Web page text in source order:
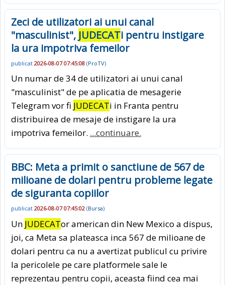
Zeci de utilizatori ai unui canal
"masculinist", JUDECATi pentru instigare
la ura impotriva femeilor
publicat 2026-08-07 07:45:08 (ProTV)
Un numar de 34 de utilizatori ai unui canal
"masculinist" de pe aplicatia de mesagerie
Telegram vor fi JUDECATi in Franta pentru
distribuirea de mesaje de instigare la ura
impotriva femeilor. ...continuare.
BBC: Meta a primit o sanctiune de 567 de
milioane de dolari pentru probleme legate
de siguranta copiilor
publicat 2026-08-07 07:45:02 (Bursa)
Un JUDECATor american din New Mexico a dispus,
joi, ca Meta sa plateasca inca 567 de milioane de
dolari pentru ca nu a avertizat publicul cu privire
la pericolele pe care platformele sale le
reprezentau pentru copii, aceasta fiind cea mai